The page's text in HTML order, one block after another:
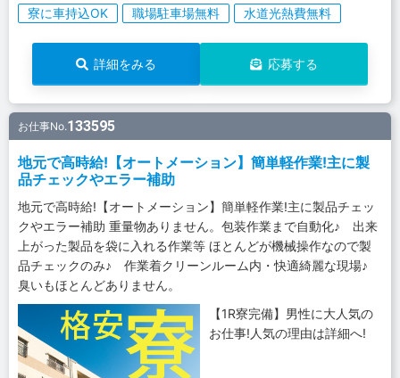
寮に車持込OK 職場駐車場無料 水道光熱費無料
詳細をみる 応募する
お仕事No.133595
地元で高時給!【オートメーション】簡単軽作業!主に製
品チェックやエラー補助
地元で高時給!【オートメーション】簡単軽作業!主に製品チェッ
クやエラー補助 重量物ありません。包装作業まで自動化♪ 出来
上がった製品を袋に入れる作業等 ほとんどが機械操作なので製
品チェックのみ♪ 作業着クリーンルーム内・快適綺麗な現場♪
臭いもほとんどありません。
【1R寮完備】男性に大人気の
お仕事!人気の理由は詳細へ!